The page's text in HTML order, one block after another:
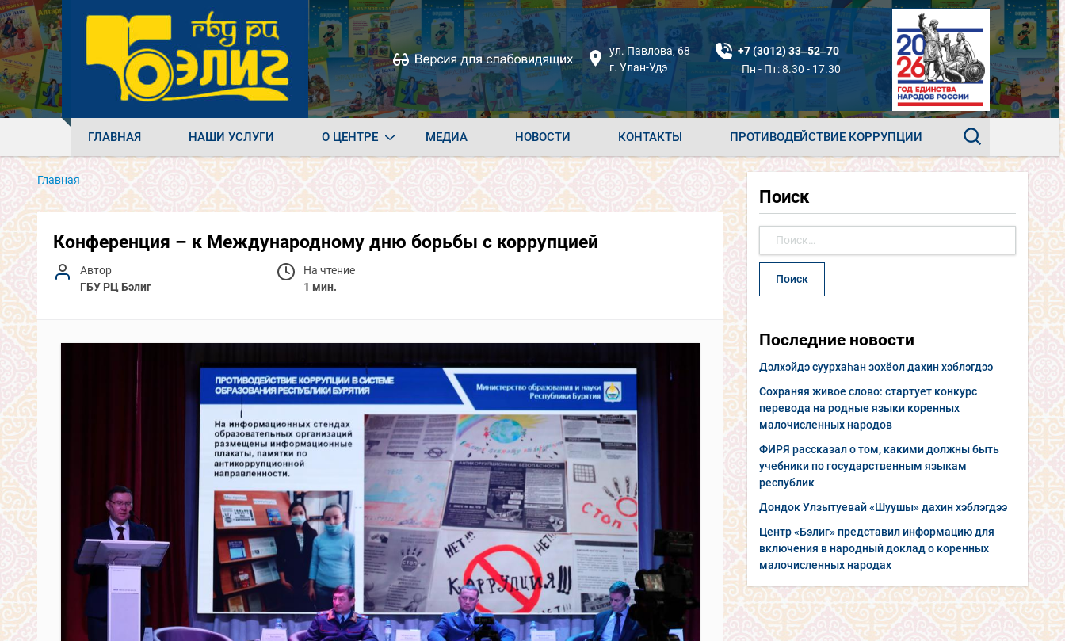
ул. Павлова, 68
г. Улан-Удэ
+7 (3012) 33‒52‒70
Пн - Пт: 8.30 - 17.30
ГЛАВНАЯ НАШИ УСЛУГИ О ЦЕНТРЕ МЕДИА НОВОСТИ КОНТАКТЫ ПРОТИВОДЕЙСТВИЕ КОРРУПЦИИ
Главная
Конференция – к Международному дню борьбы с коррупцией
Автор
ГБУ РЦ Бэлиг
На чтение
1 мин.
Поиск
Последние новости
Дэлхэйдэ суурхаһан зохёол дахин хэблэгдээ
Сохраняя живое слово: стартует конкурс
перевода на родные языки коренных
малочисленных народов
ФИРЯ рассказал о том, какими должны быть
учебники по государственным языкам
республик
Дондок Улзытуевай «Шуушы» дахин хэблэгдээ
Центр «Бэлиг» представил информацию для
включения в народный доклад о коренных
малочисленных народах